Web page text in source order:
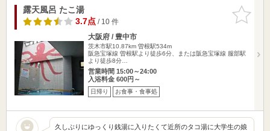
お気に入
りに追加
露天風呂 たこ湯
3.7点/ 10 件
大阪府 / 豊中市
茨木市駅10.87km 曽根駅534m
阪急宝塚線 曽根駅より徒歩6分、または阪急宝塚線 服部駅
より徒歩8分…
営業時間 15:00～24:00
入浴料金 600円～
日帰り お食事・食事処
久しぶりにゆっくり銭湯に入りたくて近所のタコ湯に大学生の娘